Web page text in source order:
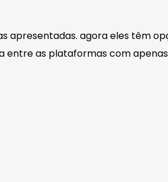
agora eles têm
entre as plataformas com